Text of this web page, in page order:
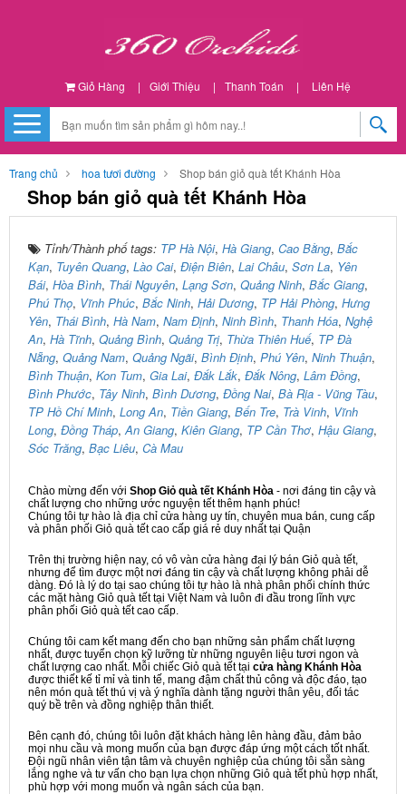
Giỏ Hàng | Giới Thiệu | Thanh Toán | Liên Hệ
Trang chủ hoa tươi đường Shop bán giỏ quà tết Khánh Hòa
Shop bán giỏ quà tết Khánh Hòa
Tỉnh/Thành phố tags: TP Hà Nội, Hà Giang, Cao Bằng, Bắc
Kạn, Tuyên Quang, Lào Cai, Điện Biên, Lai Châu, Sơn La, Yên
Bái, Hòa Bình, Thái Nguyên, Lạng Sơn, Quảng Ninh, Bắc Giang,
Phú Thọ, Vĩnh Phúc, Bắc Ninh, Hải Dương, TP Hải Phòng, Hưng
Yên, Thái Bình, Hà Nam, Nam Định, Ninh Bình, Thanh Hóa, Nghệ
An, Hà Tĩnh, Quảng Bình, Quảng Trị, Thừa Thiên Huế, TP Đà
Nẵng, Quảng Nam, Quảng Ngãi, Bình Định, Phú Yên, Ninh Thuận,
Bình Thuận, Kon Tum, Gia Lai, Đắk Lắk, Đắk Nông, Lâm Đồng,
Bình Phước, Tây Ninh, Bình Dương, Đồng Nai, Bà Rịa - Vũng Tàu,
TP Hồ Chí Minh, Long An, Tiền Giang, Bến Tre, Trà Vinh, Vĩnh
Long, Đồng Tháp,An Giang, Kiên Giang, TP Cần Thơ, Hậu Giang,
Sóc Trăng, Bạc Liêu, Cà Mau
Chào mừng đến với Shop Giỏ quà tết Khánh Hòa - nơi đáng tin cậy và
chất lượng cho những ước nguyện tết thêm hạnh phúc!
Chúng tôi tự hào là địa chỉ cửa hàng uy tín, chuyên mua bán, cung cấp
và phân phối Giỏ quà tết cao cấp giá rẻ duy nhất tại Quận
Trên thị trường hiện nay, có vô vàn cửa hàng đại lý bán Giỏ quà tết,
nhưng để tìm được một nơi đáng tin cậy và chất lượng không phải dễ
dàng. Đó là lý do tại sao chúng tôi tự hào là nhà phân phối chính thức
các mặt hàng Giỏ quà tết tại Việt Nam và luôn đi đầu trong lĩnh vực
phân phối Giỏ quà tết cao cấp.
Chúng tôi cam kết mang đến cho bạn những sản phẩm chất lượng
nhất, được tuyển chọn kỹ lưỡng từ những nguyên liệu tươi ngon và
chất lượng cao nhất. Mỗi chiếc Giỏ quà tết tại cửa hàng Khánh Hòa
được thiết kế tỉ mỉ và tinh tế, mang đậm chất thủ công và độc đáo, tạo
nên món quà tết thú vị và ý nghĩa dành tặng người thân yêu, đối tác
quý bề trên và đồng nghiệp thân thiết.
Bên cạnh đó, chúng tôi luôn đặt khách hàng lên hàng đầu, đảm bảo
mọi nhu cầu và mong muốn của bạn được đáp ứng một cách tốt nhất.
Đội ngũ nhân viên tận tâm và chuyên nghiệp của chúng tôi sẵn sàng
lắng nghe và tư vấn cho bạn lựa chọn những Giỏ quà tết phù hợp nhất,
phù hợp với mong muốn và ngân sách của bạn.